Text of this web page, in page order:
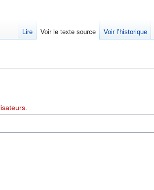
Lire Voir le texte source Voir l’historique